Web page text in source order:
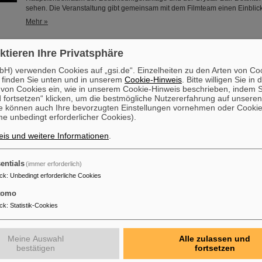
sehen. Die Veranstaltung gibt gemeinsam mit dem Filmteam einen
Mehr »
Messung des exotischen Betazerfalls in Thallium hilft bei
Wie lange hat eigentlich die Bildung unserer Sonne in ihrer stellaren
Eine internationale Kollaboration von Wissenschaftler*innen ist einer
nähergekommen. Ihnen gelang die Messung des gebundenen Beta-
ionisiertem Thallium am Experimentierspeicherring (ESR) von GSI/FAIR.
tiefgreifende Auswirkungen auf die Produktion von radioaktivem Blei in
Mehr »
FAIR untersucht – Forschende messen Kerneigenschaften
Wo endet das Periodensystem der chemischen Elemente und welche
Existenz der schwersten Elemente? Einem internationalen
Einblick in die Struktur von Fermium-Atomkernen (Element 100) mit
Anzahlen an Neutronen zu gewinnen. Mit modernen
sie…
Ihre Privatsphäre
verwenden Cookies auf „gsi.de“. Einzelheiten zu den Arten von
Sie unten und in unserem Cookie-Hinweis . Bitte willigen Sie in
Cookies ein, wie in unserem Cookie-Hinweis beschrieben, indem
fortsetzen“ klicken, um die bestmögliche Nutzererfahrung auf
können auch Ihre bevorzugten Einstellungen vornehmen oder
unbedingt erforderlicher Cookies).
und weitere Informationen
(immer erforderlich)
: Unbedingt erforderliche Cookies
: Statistik-Cookies
Meine Auswahl
bestätigen
Alle zulassen und
fortsetzen